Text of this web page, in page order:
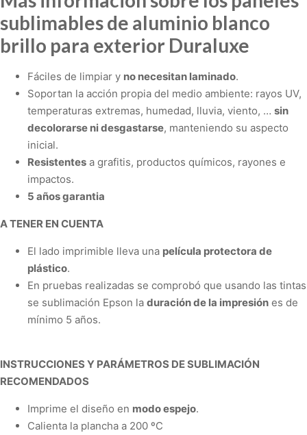
sublimables de aluminio blanco
brillo para exterior Duraluxe
Fáciles de limpiar y no necesitan laminado.
Soportan la acción propia del medio ambiente: rayos UV,
temperaturas extremas, humedad, lluvia, viento, … sin
decolorarse ni desgastarse, manteniendo su aspecto
inicial.
Resistentes a grafitis, productos químicos, rayones e
impactos.
5 años garantia
A TENER EN CUENTA
El lado imprimible lleva una película protectora de
plástico.
En pruebas realizadas se comprobó que usando las tintas
se sublimación Epson la duración de la impresión es de
mínimo 5 años.
INSTRUCCIONES Y PARÁMETROS DE SUBLIMACIÓN
RECOMENDADOS
Imprime el diseño en modo espejo.
Calienta la plancha a 200 ºC